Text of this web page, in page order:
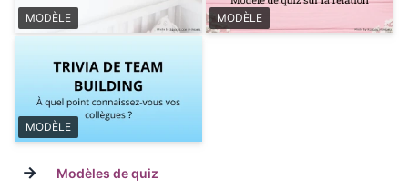
MODÈLE MODÈLE
MODÈLE
→ Modèles de quiz